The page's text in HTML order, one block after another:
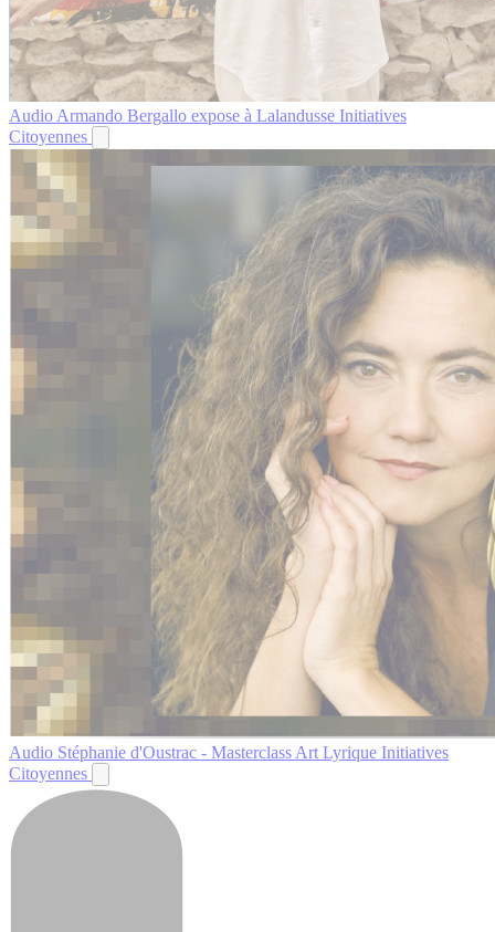
AudioArmando Bergallo expose à Lalandusse Initiatives
Citoyennes
Audio Stéphanie d'Oustrac - Masterclass Art Lyrique Initiatives
Citoyennes